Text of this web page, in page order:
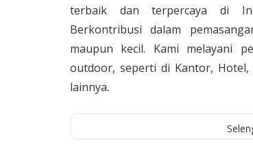
terbaik dan terpercaya di
Berkontribusi dalam
maupun kecil. Kami melayani
outdoor, seperti di Kantor, Hotel,
lainnya.